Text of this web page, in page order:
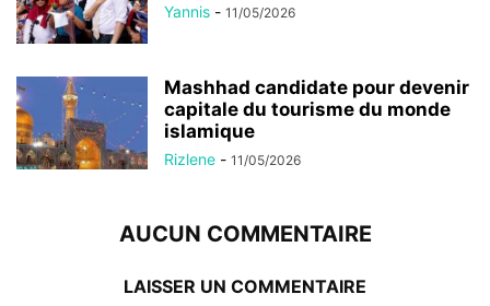
Yannis - 11/05/2026
Mashhad candidate pour devenir
capitale du tourisme du monde
islamique
Rizlene - 11/05/2026
AUCUN COMMENTAIRE
LAISSER UN COMMENTAIRE